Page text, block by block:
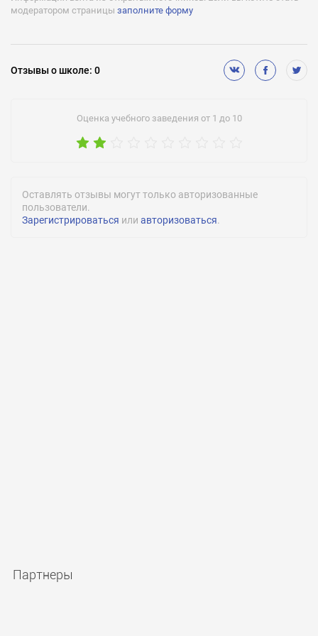
модератором страницы заполните форму
Отзывыо школе: 0
Оценка учебного заведения от 1 до 10
Оставлять отзывы могут только авторизованные
пользователи.
Зарегистрироваться или авторизоваться.
Партнеры